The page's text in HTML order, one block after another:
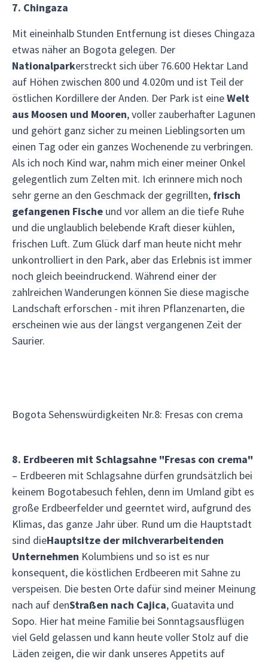
7. Chingaza
Mit eineinhalb Stunden Entfernung ist dieses Chingaza
etwas näher an Bogota gelegen. Der
Nationalparkerstreckt sich über 76.600 Hektar Land
auf Höhen zwischen 800 und 4.020m und ist Teil der
östlichen Kordillere der Anden. Der Park ist eineWelt
aus Moosen und Mooren, voller zauberhafter Lagunen
und gehört ganz sicher zu meinen Lieblingsorten um
einen Tag oder ein ganzes Wochenende zu verbringen.
Als ich noch Kind war, nahm mich einer meiner Onkel
gelegentlich zum Zelten mit. Ich erinnere mich noch
sehr gerne an den Geschmack der gegrillten, frisch
gefangenen Fische und vor allem an die tiefe Ruhe
und die unglaublich belebende Kraft dieser kühlen,
frischen Luft. Zum Glück darf man heute nicht mehr
unkontrolliert in den Park, aber das Erlebnis ist immer
noch gleich beeindruckend. Während einer der
zahlreichen Wanderungen können Sie diese magische
Landschaft erforschen - mit ihren Pflanzenarten, die
erscheinen wie aus der längst vergangenen Zeit der
Saurier.
Bogota Sehenswürdigkeiten Nr.8: Fresas con crema
8. Erdbeeren mit Schlagsahne "Fresas con crema"
– Erdbeeren mit Schlagsahne dürfen grundsätzlich bei
keinem Bogotabesuch fehlen, denn im Umland gibt es
große Erdbeerfelder und geerntet wird, aufgrund des
Klimas, das ganze Jahr über. Rund um die Hauptstadt
sind dieHauptsitze der milchverarbeitenden
Unternehmen Kolumbiens und so ist es nur
konsequent, die köstlichen Erdbeeren mit Sahne zu
verspeisen. Die besten Orte dafür sind meiner Meinung
nach auf denStraßen nach Cajica, Guatavita und
Sopo. Hier hat meine Familie bei Sonntagsausflügen
viel Geld gelassen und kann heute voller Stolz auf die
Läden zeigen, die wir dank unseres Appetits auf